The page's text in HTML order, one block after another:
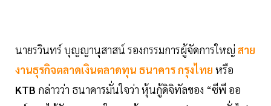
นายรวินทร์ บุญญานุสาสน์ รองกรรมการผู้จัดการใหญ่ สาย
งานธุรกิจตลาดเงินตลาดทุน ธนาคาร กรุงไทย หรือ
KTB กล่าวว่า ธนาคารมั่นใจว่า หุ้นกู้ดิจิทัลของ “ซีพี ออ